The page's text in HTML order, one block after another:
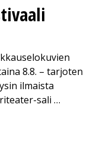
8.8. – tarjoten
ilmaista
sali …